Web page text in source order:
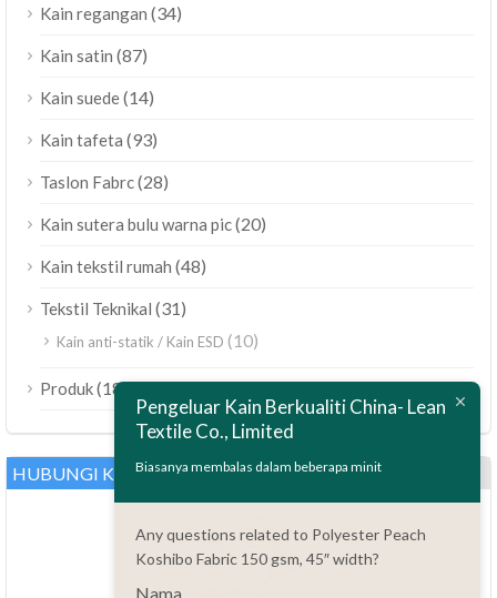
Kain regangan (34)
Kain satin (87)
Kain suede(14)
Kain tafeta (93)
Taslon Fabrc(28)
Kain sutera bulu warna pic(20)
Kain tekstil rumah (48)
Tekstil Teknikal (31)
Kain anti-statik / Kain ESD (10)
Produk(189)
HUBUNGI KAMI
Pengeluar Kain Berkualiti China- Lean
Textile Co., Limited
Biasanya membalas dalam beberapa minit
Any questions related to Polyester Peach
Koshibo Fabric 150 gsm, 45″ width?
Nama
Türkçe
Tiếng Việt
العربية
Bahasa Indonesia
Polski